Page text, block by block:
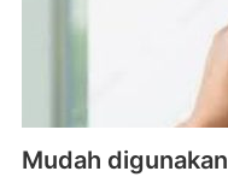
Mudah digunakan